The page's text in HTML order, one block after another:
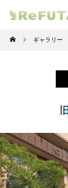
ギャラリー